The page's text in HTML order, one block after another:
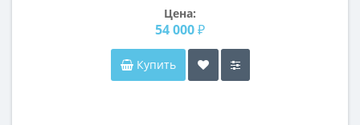
60*120*40см GY-CT2051214GOLD
Цена:
54 000 ₽
Купить